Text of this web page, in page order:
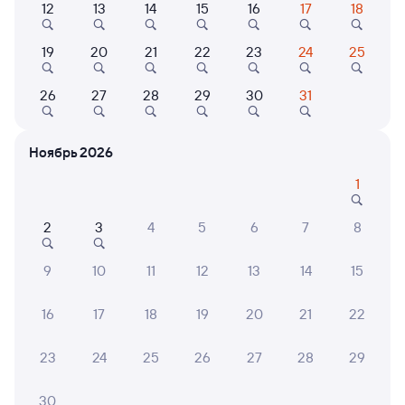
Найдём билет на поезд за вас
Даже если сейчас нет мест
Искать билеты
X.ROOM
8 ⁠900 ⁠₽
Отель Дом Купца
12 13 14 15 16 17 18
19 20 21 22 23 24 25
26 27 28 29 30 31
Ноябрь 2026
1
2 3 4 5 6 7 8
9 10 11 12 13 14 15
16 17 18 19 20 21 22
23 24 25 26 27 28 29
30